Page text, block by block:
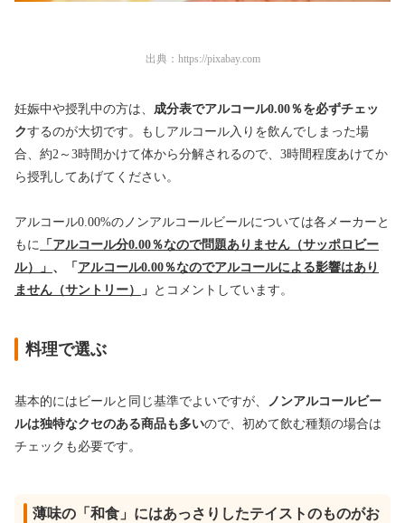
出典： https://pixabay.com
妊娠中や授乳中の方は、 成分表でアルコール0.00％を必ずチェッ
クするのが大切です。もしアルコール入りを飲んでしまった場
合、約2～3時間かけて体から分解されるので、3時間程度あけてか
ら授乳してあげてください。
アルコール0.00%のノンアルコールビールについては各メーカーと
もに 「アルコール分0.00％なので問題ありません（サッポロビー
ル）」 、「 アルコール0.00％なのでアルコールによる影響はあり
ません（サントリー）
」 とコメントしています。
料理で選ぶ
基本的にはビールと同じ基準でよいですが、
ノンアルコールビー
ルは独特なクセのある商品も多いので、初めて飲む種類の場合は
チェックも必要です。
薄味の「和食」にはあっさりしたテイストのものがお